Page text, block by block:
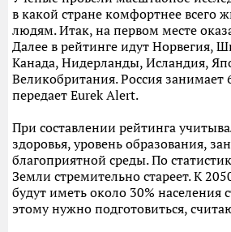
в какой стране комфортнее всего
людям. Итак, на первом месте
Далее в рейтинге идут Норвегия,
Канада, Нидерланды, Исландия,
Великобритания. Россия занимает
передает Eurek Alert.
При составлении рейтинга
здоровья, уровень образования,
благоприятной среды. По
Земли стремительно стареет. К
будут иметь около 30% населения
этому нужно подготовиться,